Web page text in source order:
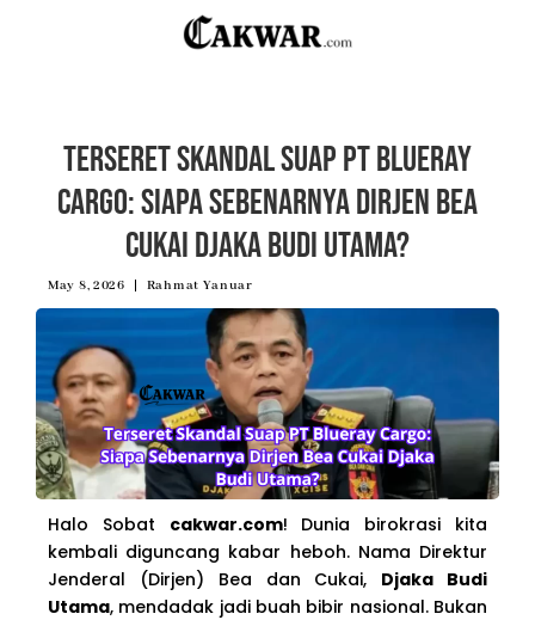
Terseret Skandal Suap PT Blueray
Cargo: Siapa Sebenarnya Dirjen Bea
Cukai Djaka Budi Utama?
May 8, 2026 Rahmat Yanuar
Halo Sobat cakwar.com! Dunia birokrasi kita
kembali diguncang kabar heboh. Nama Direktur
Jenderal (Dirjen) Bea dan Cukai, Djaka Budi
Utama, mendadak jadi buah bibir nasional. Bukan